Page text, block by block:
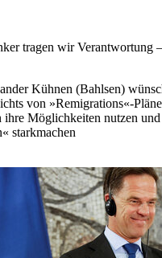
tragen wir Verantwortung
Kühnen (Bahlsen)
von »Remigrations«-
ihre Möglichkeiten nutzen
starkmachen